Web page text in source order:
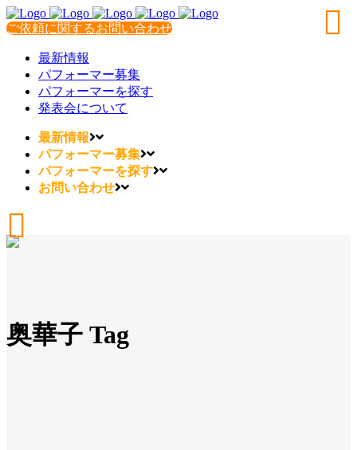
ご依頼に関するお問い合わせ
最新情報
パフォーマー募集
パフォーマーを探す
発表会について
最新情報
パフォーマー募集
パフォーマーを探す
お問い合わせ
奥華子 Tag